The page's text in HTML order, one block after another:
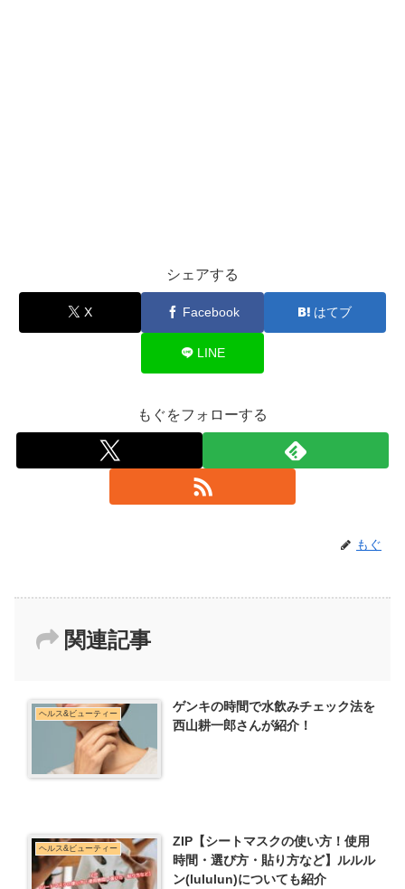
シェアする
X Facebook はてブ
LINE
もぐをフォローする
もぐ
関連記事
ヘルス&ビューティー
ゲンキの時間で水飲みチェック法を
西山耕一郎さんが紹介！
ヘルス&ビューティー
ZIP【シートマスクの使い方！使用
時間・選び方・貼り方など】ルルル
ン(lululun)についても紹介